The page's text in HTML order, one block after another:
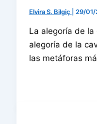
Elvira S. Bilgiç 29/
La alegoría de
alegoría de la
las metáforas